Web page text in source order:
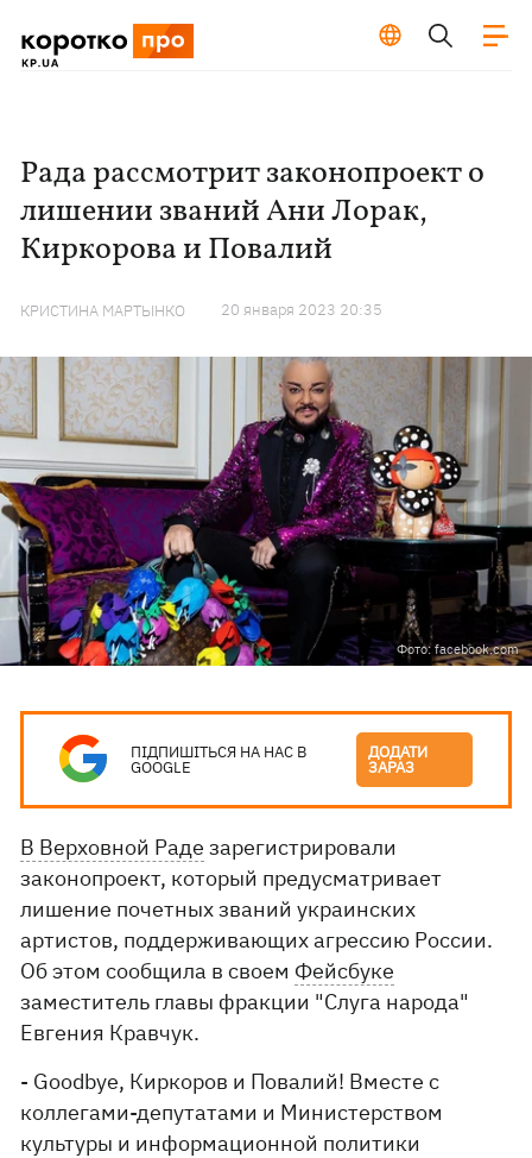
Рада рассмотрит законопроект о
лишении званий Ани Лорак,
Киркорова и Повалий
КРИСТИНА МАРТЫНКО 20 января 2023 20:35
Фото: facebook.com
ПІДПИШІТЬСЯ НА НАС В
GOOGLE
ДОДАТИ
ЗАРАЗ
В Верховной Раде зарегистрировали
законопроект, который предусматривает
лишение почетных званий украинских
артистов, поддерживающих агрессию России.
Об этом сообщила в своем Фейсбуке
заместитель главы фракции "Слуга народа"
Евгения Кравчук.
- Goodbye, Киркоров и Повалий! Вместе с
коллегами-депутатами и Министерством
культуры и информационной политики